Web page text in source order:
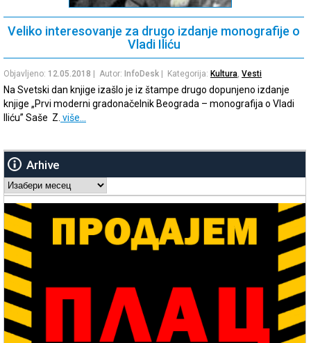
Veliko interesovanje za drugo izdanje monografije o
Vladi Iliću
Objavljeno: 12.05.2018 | Autor: InfoDesk | Kategorija: Kultura, Vesti
Na Svetski dan knjige izašlo je iz štampe drugo dopunjeno izdanje
knjige „Prvi moderni gradonačelnik Beograda – monografija o Vladi
Iliću” Saše Z. više…
Arhive
Arhive